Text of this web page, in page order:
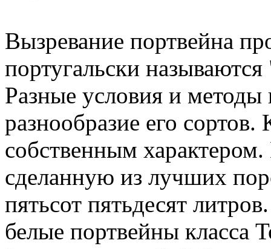
Вызревание портвейна
португальски
Разные условия и
разнообразие его
собственным
сделанную из лучших
пятьсот пятьдесят
белые портвейны класса